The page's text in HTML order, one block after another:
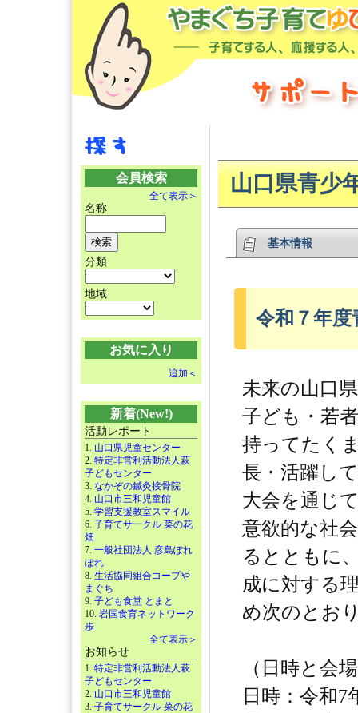
会員検索
全て表示＞
名称
分類
地域
お気に入り
追加＜
新着(New!)
活動レポート
1. 山口県児童センター
2. 特定非営利活動法人萩
子どもセンター
3. なかぞの鍼灸接骨院
4. 山口市三和児童館
5. 学習支援教室スマイル
6. 子育てサークル 菜の花
畑
7. 一般社団法人 彦島ぽれ
ぽれ
8. 生活協同組合コープや
まぐち
9. 子ども食堂 とまと
10. 岩国食育ネットワーク
歩
全て表示＞
お知らせ
1. 特定非営利活動法人萩
子どもセンター
2. 山口市三和児童館
3. 子育てサークル 菜の花
山口県青少
基本情報
令和７年
未来の山口
子ども・若
持ってたく
長・活躍し
大会を通じ
意欲的な社
るとともに
成に対する
め次のとお
（日時と会
日時：令和7